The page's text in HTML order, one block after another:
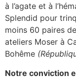
à l’agate et à
Splendid pour
moins 60 paires
ateliers Moser à
Bohême
Notre conviction